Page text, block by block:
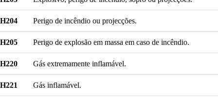
H204 Perigo de incêndio ou projecções.
H205 Perigo de explosão em massa em caso de incêndio.
H220 Gás extremamente inflamável.
H221 Gás inflamável.